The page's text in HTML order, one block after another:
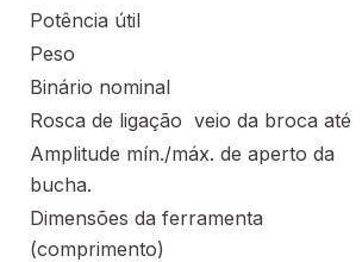
Potência útil
Peso
Binário nominal
Rosca de ligação ­ veio da broca até
Amplitude mín./máx. de aperto da
bucha.
Dimensões da ferramenta
(comprimento)